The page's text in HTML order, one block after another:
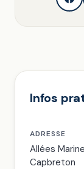
Infos
ADRESSE
Allées
Capbreton